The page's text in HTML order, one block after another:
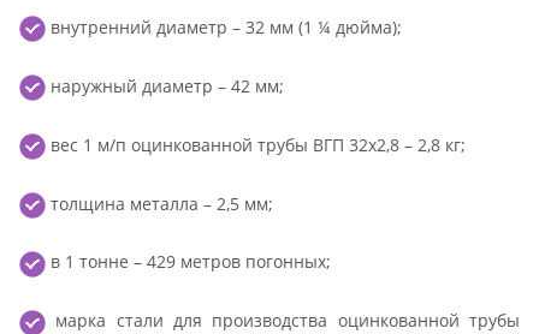
внутренний диаметр – 32 мм (1 ¼ дюйма);
наружный диаметр – 42 мм;
вес 1 м/п оцинкованной трубы ВГП 32х2,8 – 2,8 кг;
толщина металла – 2,5 мм;
в 1 тонне – 429 метров погонных;
марка стали для производства оцинкованной трубы